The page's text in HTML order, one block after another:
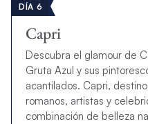
DÍA 6
Capri
Descubra el glamour de
Gruta Azul y sus
acantilados. Capri,
romanos, artistas y
combinación de belleza